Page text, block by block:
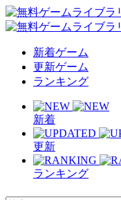
新着ゲーム
更新ゲーム
ランキング
新着
更新
ランキング